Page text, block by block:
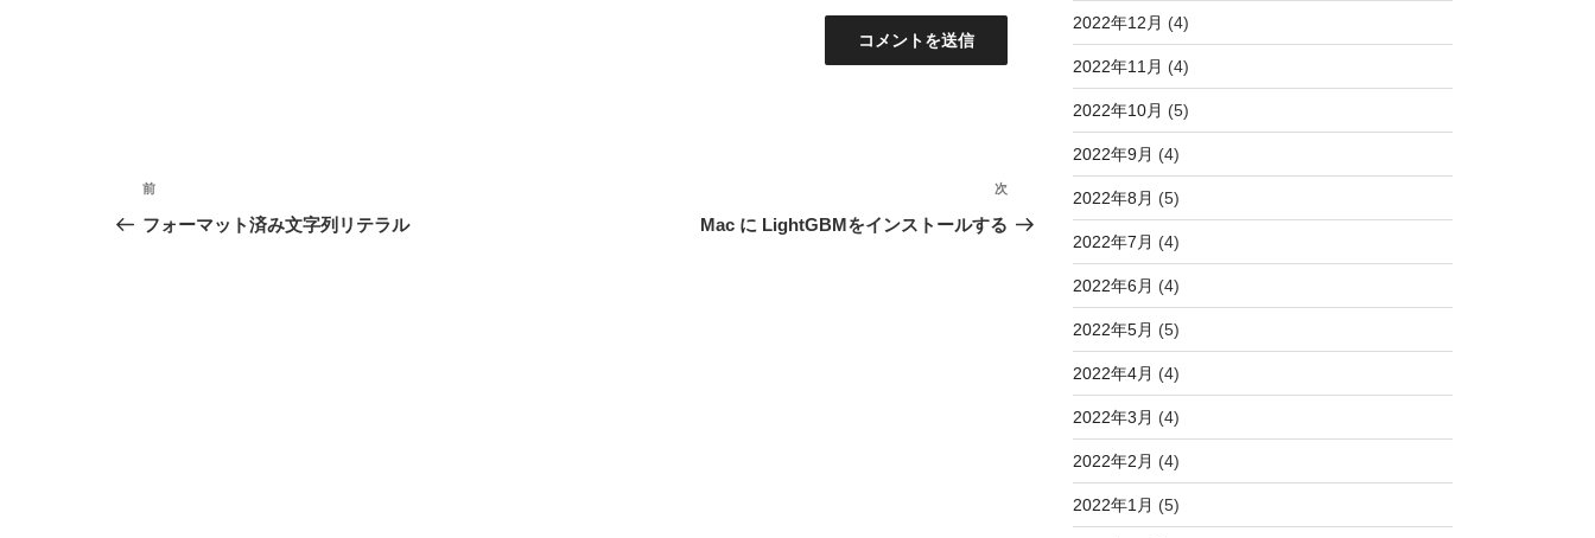
投
稿
前
の
前
フォーマット済み文字列リテラル
次
の
次
Mac に LightGBMをインストールする
2022年12月 (4)
2022年11月 (4)
2022年10月 (5)
2022年9月 (4)
2022年8月 (5)
2022年7月 (4)
2022年6月 (4)
2022年5月 (5)
2022年4月 (4)
2022年3月 (4)
2022年2月 (4)
2022年1月 (5)